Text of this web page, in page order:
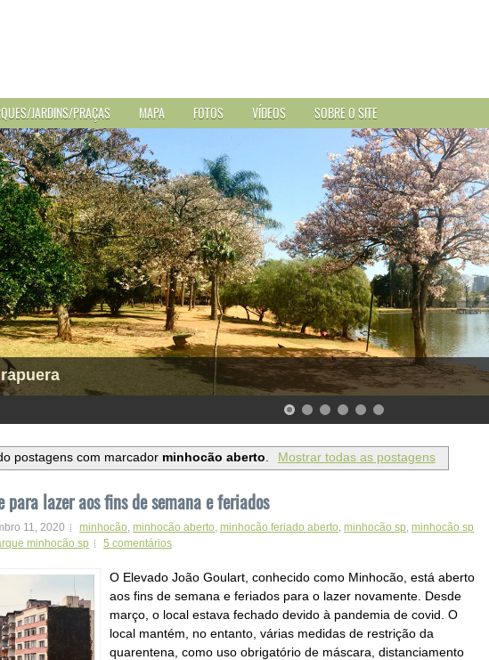
JARDINS/PRAÇAS MAPA FOTOS VÍDEOS SOBRE O SITE
postagens com marcador minhocão aberto. Mostrar todas as postagens
para lazer aos fins de semana e feriados
11, 2020 minhocão minhocão aberto minhocão feriado aberto minhocão sp minhocão sp
minhocão sp 5 comentários
O Elevado João Goulart, conhecido como Minhocão, está aberto
aos fins de semana e feriados para o lazer novamente. Desde
março, o local estava fechado devido à pandemia de covid. O
local mantém, no entanto, várias medidas de restrição da
quarentena, como uso obrigatório de máscara, distanciamento